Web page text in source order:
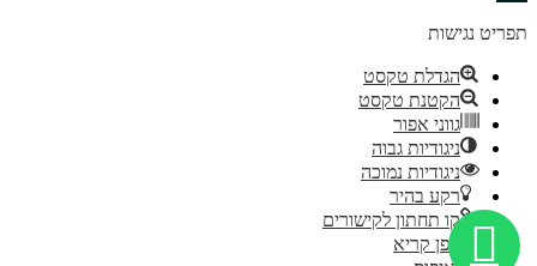
תפריט נגישות
הגדלת טקסט
הקטנת טקסט
גווני אפור
ניגודיות גבוה
ניגודיות נמוכה
רקע בהיר
קו תחתון לקישורים
גופן קריא